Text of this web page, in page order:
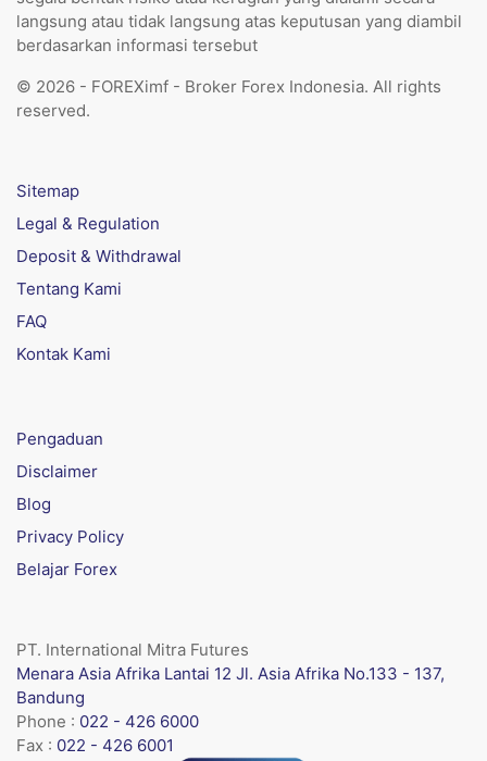
langsung atau tidak langsung atas keputusan yang diambil
berdasarkan informasi tersebut
© 2026 - FOREXimf - Broker Forex Indonesia. All rights
reserved.
Sitemap
Legal & Regulation
Deposit & Withdrawal
Tentang Kami
FAQ
Kontak Kami
Pengaduan
Disclaimer
Blog
Privacy Policy
Belajar Forex
PT. International Mitra Futures
Menara Asia Afrika Lantai 12 Jl. Asia Afrika No.133 - 137,
Bandung
Phone : 022 - 426 6000
Fax : 022 - 426 6001